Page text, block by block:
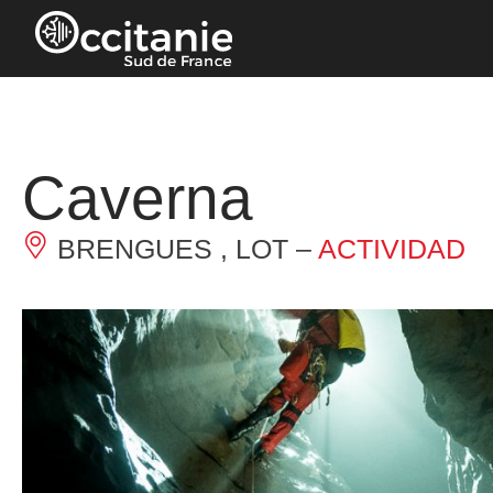
Panel de gestión de cookies
Caverna
BRENGUES , LOT – ACTIVIDAD